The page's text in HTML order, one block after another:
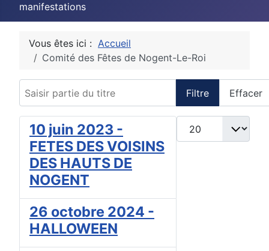
manifestations
Vous êtes ici : Accueil
Comité des Fêtes de Nogent-Le-Roi
Filtre Effacer
Afficher #
10 juin 2023 -
FETES DES VOISINS
DES HAUTS DE
NOGENT
26 octobre 2024 -
HALLOWEEN